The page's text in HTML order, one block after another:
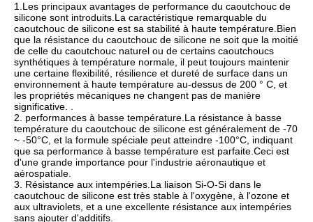
1.Les principaux avantages de performance du caoutchouc de
silicone sont introduits.La caractéristique remarquable du
caoutchouc de silicone est sa stabilité à haute température.Bien
que la résistance du caoutchouc de silicone ne soit que la moitié
de celle du caoutchouc naturel ou de certains caoutchoucs
synthétiques à température normale, il peut toujours maintenir
une certaine flexibilité, résilience et dureté de surface dans un
environnement à haute température au-dessus de 200 ° C, et
les propriétés mécaniques ne changent pas de manière
significative. .
2. performances à basse température.La résistance à basse
température du caoutchouc de silicone est généralement de -70
~ -50°C, et la formule spéciale peut atteindre -100°C, indiquant
que sa performance à basse température est parfaite.Ceci est
d'une grande importance pour l'industrie aéronautique et
aérospatiale.
3. Résistance aux intempéries.La liaison Si-O-Si dans le
caoutchouc de silicone est très stable à l'oxygène, à l'ozone et
aux ultraviolets, et a une excellente résistance aux intempéries
sans ajouter d'additifs.